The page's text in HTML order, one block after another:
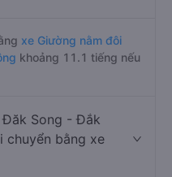
xe Giường nằm đôi
khoảng 11.1 tiếng nếu
Đăk Song - Đắk
chuyển bằng xe